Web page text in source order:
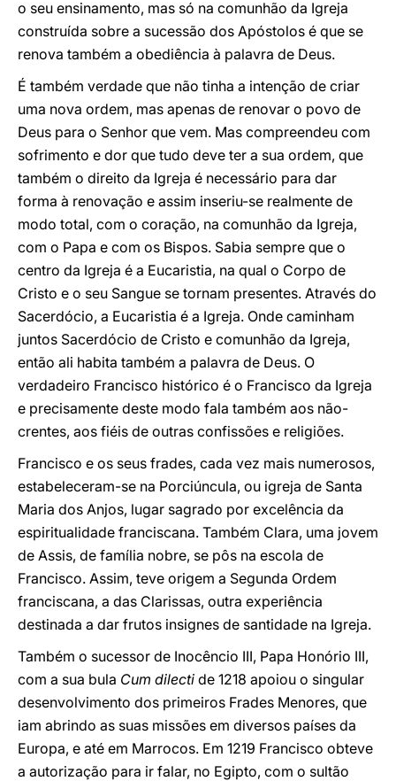
o seu ensinamento, mas só na comunhão da Igreja
construída sobre a sucessão dos Apóstolos é que se
renova também a obediência à palavra de Deus.
É também verdade que não tinha a intenção de criar
uma nova ordem, mas apenas de renovar o povo de
Deus para o Senhor que vem. Mas compreendeu com
sofrimento e dor que tudo deve ter a sua ordem, que
também o direito da Igreja é necessário para dar
forma à renovação e assim inseriu-se realmente de
modo total, com o coração, na comunhão da Igreja,
com o Papa e com os Bispos. Sabia sempre que o
centro da Igreja é a Eucaristia, na qual o Corpo de
Cristo e o seu Sangue se tornam presentes. Através do
Sacerdócio, a Eucaristia é a Igreja. Onde caminham
juntos Sacerdócio de Cristo e comunhão da Igreja,
então ali habita também a palavra de Deus. O
verdadeiro Francisco histórico é o Francisco da Igreja
e precisamente deste modo fala também aos não-
crentes, aos fiéis de outras confissões e religiões.
Francisco e os seus frades, cada vez mais numerosos,
estabeleceram-se na Porciúncula, ou igreja de Santa
Maria dos Anjos, lugar sagrado por excelência da
espiritualidade franciscana. Também Clara, uma jovem
de Assis, de família nobre, se pôs na escola de
Francisco. Assim, teve origem a Segunda Ordem
franciscana, a das Clarissas, outra experiência
destinada a dar frutos insignes de santidade na Igreja.
Também o sucessor de Inocêncio III, Papa Honório III,
com a sua bula Cum dilecti de 1218 apoiou o singular
desenvolvimento dos primeiros Frades Menores, que
iam abrindo as suas missões em diversos países da
Europa, e até em Marrocos. Em 1219 Francisco obteve
a autorização para ir falar, no Egipto, com o sultão